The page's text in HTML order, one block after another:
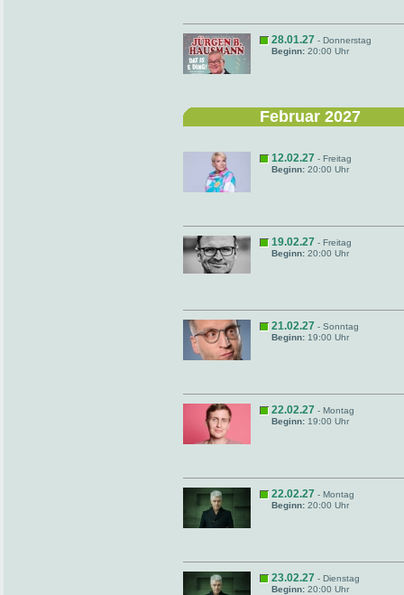
28.01.27 - Donnerstag
Beginn: 20:00 Uhr
Februar 2027
12.02.27 - Freitag
Beginn: 20:00 Uhr
19.02.27 - Freitag
Beginn: 20:00 Uhr
21.02.27 - Sonntag
Beginn: 19:00 Uhr
22.02.27 - Montag
Beginn: 19:00 Uhr
22.02.27 - Montag
Beginn: 20:00 Uhr
23.02.27 - Dienstag
Beginn: 20:00 Uhr